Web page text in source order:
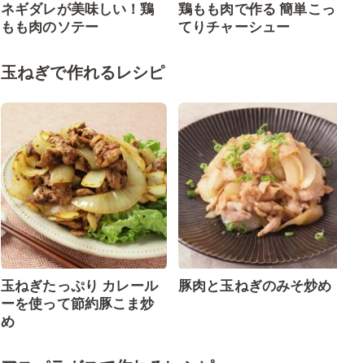
ネギダレが美味しい！鶏
もも肉のソテー
鶏もも肉で作る 簡単こっ
てりチャーシュー
玉ねぎで作れるレシピ
玉ねぎたっぷり カレール
ーを使って節約豚こま炒
め
豚肉と玉ねぎのみそ炒め